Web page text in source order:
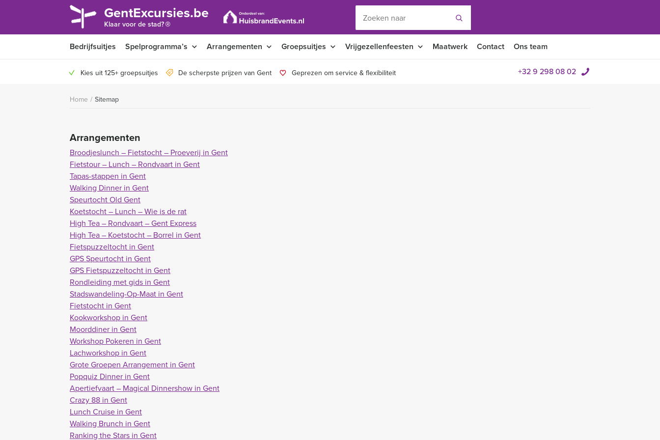
GentExcursies.be
Klaar voor de stad?®
Bedrijfsuitjes Spelprogramma’s Arrangementen Groepsuitjes Vrijgezellenfeesten Maatwerk Contact Ons team
Kies uit 125+ groepsuitjes De scherpste prijzen van Gent Geprezen om service & flexibiliteit +32 9 298 08 02
Home / Sitemap
Arrangementen
Broodjeslunch – Fietstocht – Proeverij in Gent
Fietstour – Lunch – Rondvaart in Gent
Tapas-stappen in Gent
Walking Dinner in Gent
Speurtocht Old Gent
Koetstocht – Lunch – Wie is de rat
High Tea – Rondvaart – Gent Express
High Tea – Koetstocht – Borrel in Gent
Fietspuzzeltocht in Gent
GPS Speurtocht in Gent
GPS Fietspuzzeltocht in Gent
Rondleiding met gids in Gent
Stadswandeling-Op-Maat in Gent
Fietstocht in Gent
Kookworkshop in Gent
Moorddiner in Gent
Workshop Pokeren in Gent
Lachworkshop in Gent
Grote Groepen Arrangement in Gent
Popquiz Dinner in Gent
Apertiefvaart – Magical Dinnershow in Gent
Crazy 88 in Gent
Lunch Cruise in Gent
Walking Brunch in Gent
Ranking the Stars in Gent